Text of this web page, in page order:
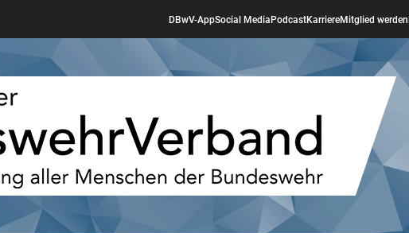
DBwV-AppSocial Media PodcastKarriereMitglied werden